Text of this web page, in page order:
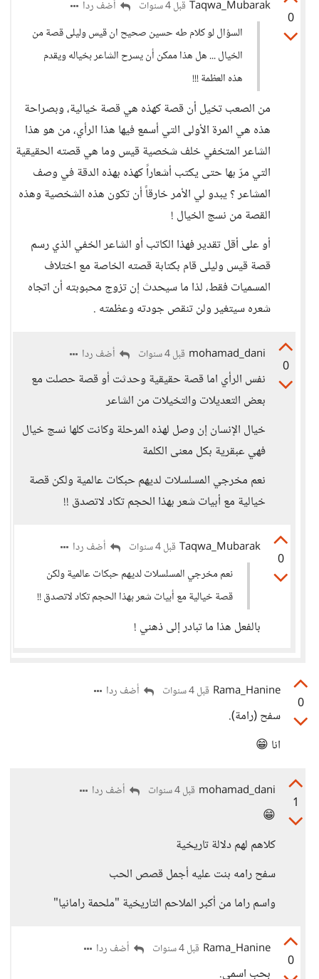
0
Taqwa_Mubarak قبل 4 سنوات
أضف ردا
السؤال لو كلام طه حسين صحيح ان قيس وليلى قصة من
الخيال ... هل هذا ممكن أن يسرح الشاعر بخياله ويقدم
هذه العظمة !!!
من الصعب تخيل أن قصة كهذه هي قصة خيالية، وبصراحة
هذه هي المرة الأولى التي أسمع فيها هذا الرأي، من هو هذا
الشاعر المتخفي خلف شخصية قيس وما هي قصته الحقيقية
التي مرّ بها حتى يكتب أشعاراً كهذه بهذه الدقة في وصف
المشاعر ؟ يبدو لي الأمر خارقاً أن تكون هذه الشخصية وهذه
القصة من نسج الخيال !
أو على أقل تقدير فهذا الكاتب أو الشاعر الخفي الذي رسم
قصة قيس وليلى قام بكتابة قصته الخاصة مع اختلاف
المسميات فقط، لذا ما سيحدث إن تزوج محبوبته أن اتجاه
شعره سيتغير ولن تنقص جودته وعظمته .
0
mohamad_dani قبل 4 سنوات أضف ردا
نفس الرأي اما قصة حقيقية وحدثت أو قصة حصلت مع
بعض التعديلات والتخيلات من الشاعر
خيال الإنسان إن وصل لهذه المرحلة وكانت كلها نسج خيال
فهي عبقرية بكل معنى الكلمة
نعم مخرجي المسلسلات لديهم حبكات عالمية ولكن قصة
خيالية مع أبيات شعر بهذا الحجم تكاد لاتصدق !!
0
Taqwa_Mubarak قبل 4 سنوات
أضف ردا
نعم مخرجي المسلسلات لديهم حبكات عالمية ولكن
قصة خيالية مع أبيات شعر بهذا الحجم تكاد لاتصدق !!
بالفعل هذا ما تبادر إلى ذهني !
0
Rama_Hanine قبل 4 سنوات أضف ردا
سفح (رامة).
انا 😁
1
mohamad_dani قبل 4 سنوات أضف ردا
😁
كلاهم لهم دلالة تاريخية
سفح رامه بنت عليه أجمل قصص الحب
واسم راما من أكبر الملاحم التاريخية "ملحمة رامانيا"
0
Rama_Hanine قبل 4 سنوات أضف ردا
بحب اسمي.